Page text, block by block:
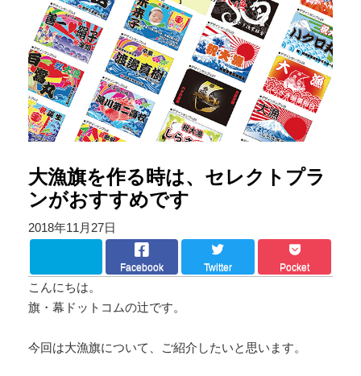
大漁旗を作る時は、セレクトプラ
ンがおすすめです
2018年11月27日
Facebook Twitter Pocket
こんにちは。
旗・幕ドットコムの辻です。
今回は大漁旗について、ご紹介したいと思います。